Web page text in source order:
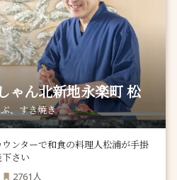
ゃん北新地永楽町 松
、すき焼き
ウンターで和食の料理人松浦が手掛
さい
2761 人